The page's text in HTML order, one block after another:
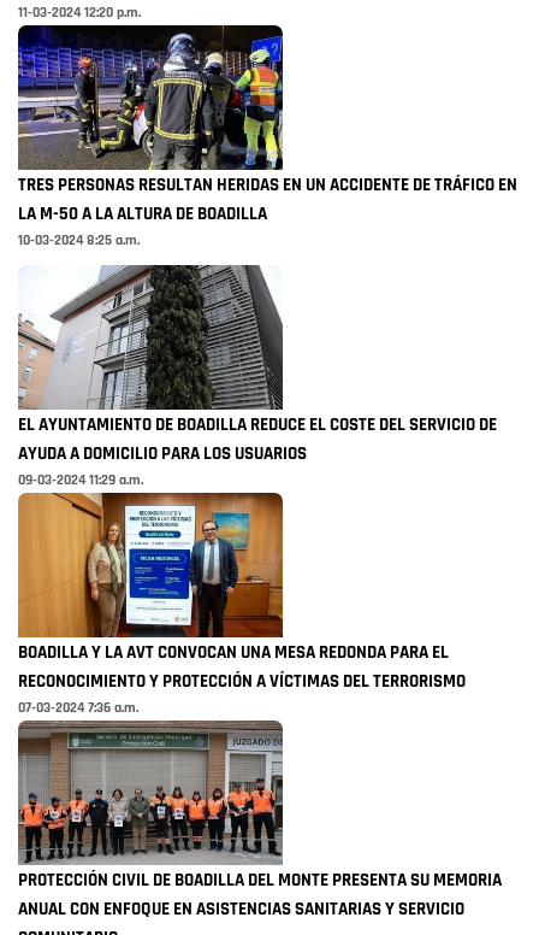
11-03-2024 12:20 p.m.
TRES PERSONAS RESULTAN HERIDAS EN UN ACCIDENTE DE TRÁFICO EN
LA M-50 A LA ALTURA DE BOADILLA
10-03-2024 8:25 a.m.
EL AYUNTAMIENTO DE BOADILLA REDUCE EL COSTE DEL SERVICIO DE
AYUDA A DOMICILIO PARA LOS USUARIOS
09-03-2024 11:29 a.m.
BOADILLA Y LA AVT CONVOCAN UNA MESA REDONDA PARA EL
RECONOCIMIENTO Y PROTECCIÓN A VÍCTIMAS DEL TERRORISMO
07-03-2024 7:36 a.m.
PROTECCIÓN CIVIL DE BOADILLA DEL MONTE PRESENTA SU MEMORIA
ANUAL CON ENFOQUE EN ASISTENCIAS SANITARIAS Y SERVICIO